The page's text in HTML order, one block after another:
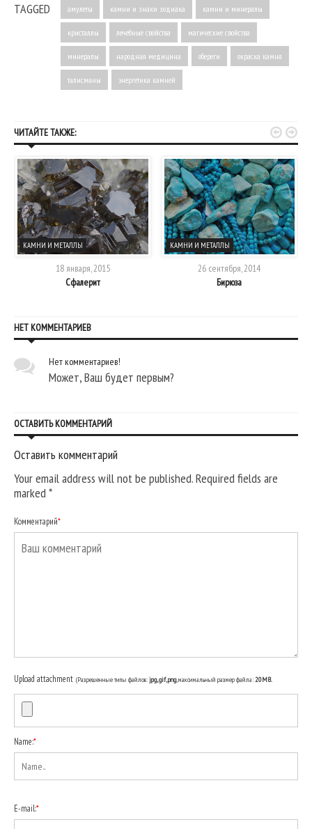
TAGGED амулеты камни и знаки зодиака камни и минералы
кристаллы лечебные свойства магические свойства
минералы народная медицина обереги окраска камня
талисманы энергетика камней
ЧИТАЙТЕ ТАКЖЕ:
КАМНИ И МЕТАЛЛЫ
18 января, 2015
Сфалерит
КАМНИ И МЕТАЛЛЫ
26 сентября, 2014
Бирюза
 
НЕТ КОММЕНТАРИЕВ
Нет комментариев!
Может, Ваш будет первым?
ОСТАВИТЬ КОММЕНТАРИЙ
Оставить комментарий
Your email address will not be published. Required fields are
marked*
Комментарий*
Upload attachment (Разрешенные типы файлов:jpg, gif, png, максимальный размер файла:20MB.
Name:*
E-mail:*